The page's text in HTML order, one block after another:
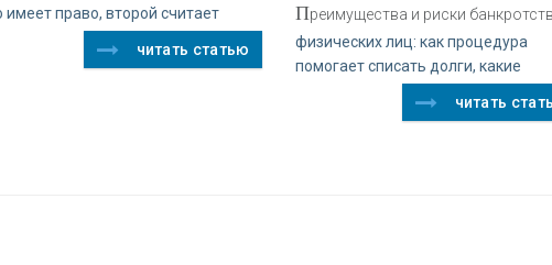
имеет право, второй считает
читать статью
Преимущества и риски
физических лиц: как процедура
помогает списать долги, какие
читать